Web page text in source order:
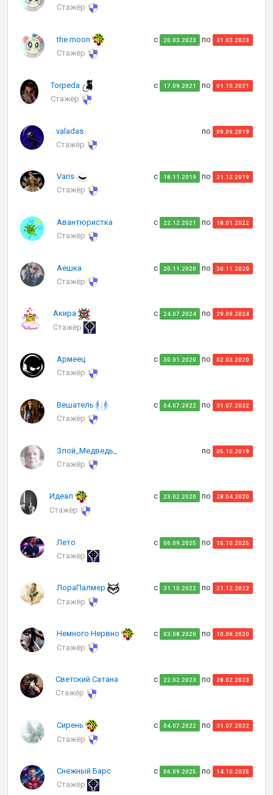
Стажёр
the moon
Стажёр
с 20.03.2023 по 31.03.2023
Torpeda
Стажёр
с 17.09.2021 по 01.10.2021
valadas
Стажёр
по 09.09.2019
Varis
Стажёр
с 18.11.2019 по 21.12.2019
Авантюристка
Стажёр
с 22.12.2021 по 18.01.2022
Аешка
Стажёр
с 20.11.2020 по 30.11.2020
Акира
Стажёр
с 24.07.2024 по 29.09.2024
Армеец
Стажёр
с 30.01.2020 по 02.03.2020
Вешатель
Стажёр
с 04.07.2022 по 31.07.2022
Злой_Медведь_
Стажёр
по 05.10.2019
Идеал
Стажёр
с 23.02.2020 по 28.04.2020
Лето
Стажёр
с 06.09.2025 по 15.10.2025
ЛораПалмер
Стажёр
с 31.10.2022 по 21.12.2022
Немного Нервно
Стажёр
с 03.08.2020 по 10.08.2020
Светский Сатана
Стажёр
с 22.02.2023 по 28.02.2023
Сирень
Стажёр
с 04.07.2022 по 31.07.2022
Снежный Барс
Стажёр
с 06.09.2025 по 14.10.2025